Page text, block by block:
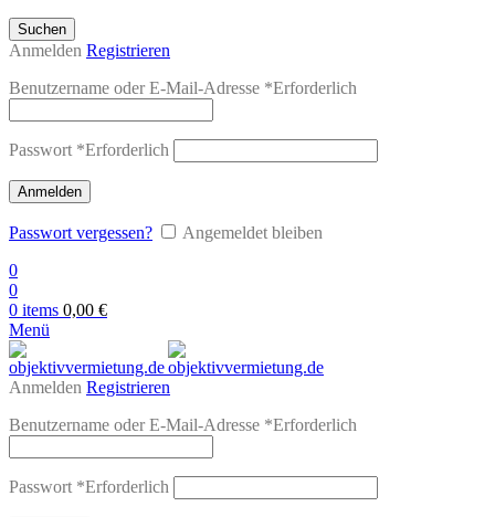
Suchen
Anmelden Registrieren
Benutzername oder E-Mail-Adresse *Erforderlich
Passwort *Erforderlich
Anmelden
Passwort vergessen?
Angemeldet bleiben
0
0
0 items 0,00 €
Menü
Anmelden Registrieren
Benutzername oder E-Mail-Adresse *Erforderlich
Passwort *Erforderlich